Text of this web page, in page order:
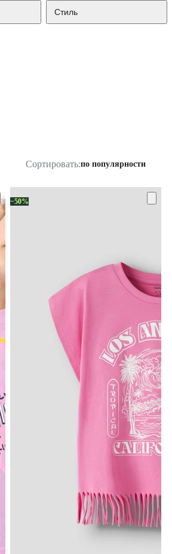
Стиль
Сортировать:по популярности
−50%